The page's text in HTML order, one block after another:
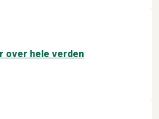
over hele verden